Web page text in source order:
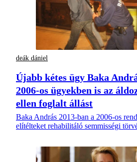
deák dániel
Újabb kétes ügy Baka
2006-os ügyekben is az
ellen foglalt állást
Baka András 2013-ban a 2006-os
elítélteket rehabilitáló semmisségi